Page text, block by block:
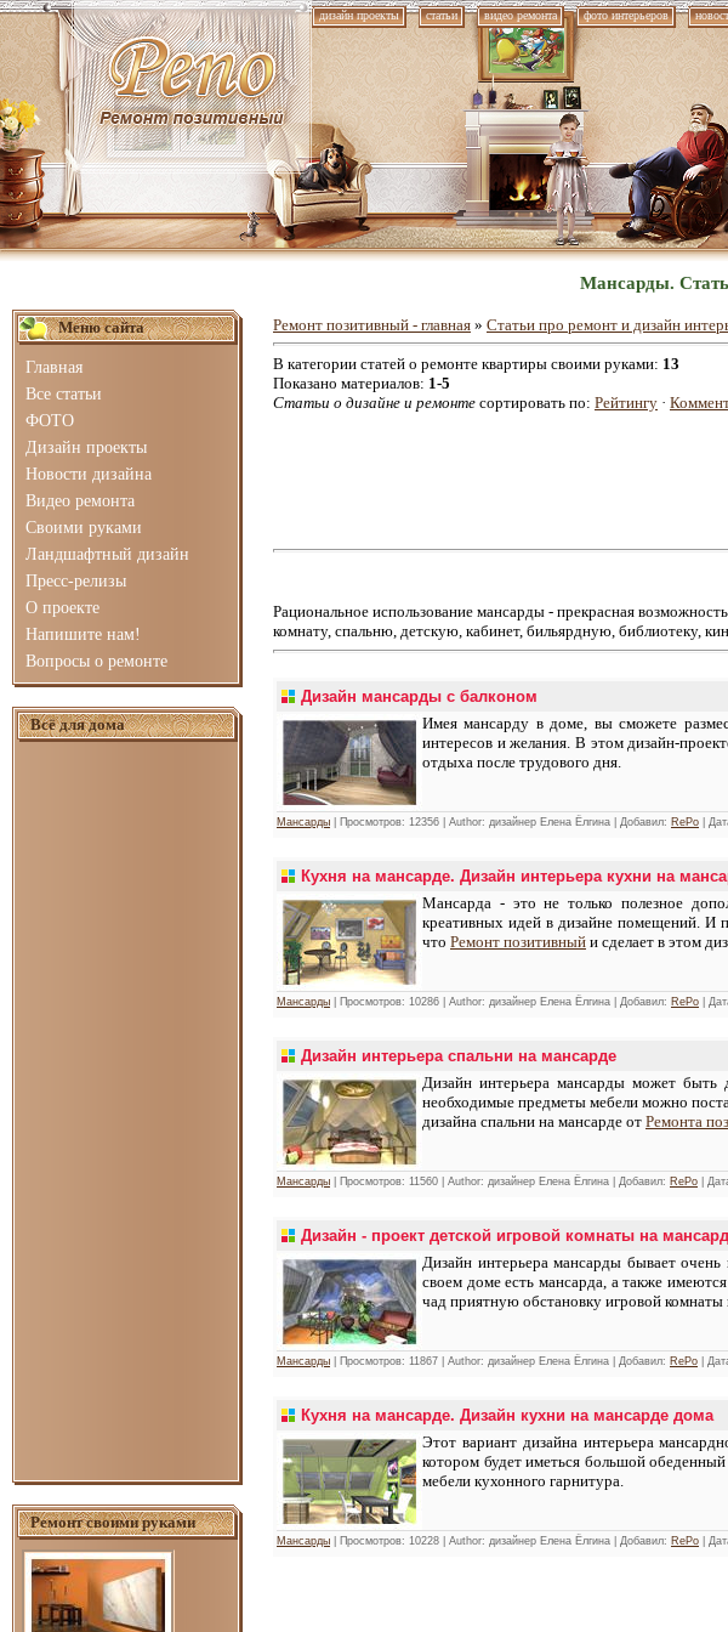
дизайн проекты статьи видео ремонта фото интерьеров
Мансарды.
Меню сайта
Главная
Все статьи
ФОТО
Дизайн проекты
Новости дизайна
Видео ремонта
Своими руками
Ландшафтный дизайн
Пресс-релизы
О проекте
Напишите нам!
Вопросы о ремонте
Всё для дома
Ремонт своими руками
Ремонт позитивный - главная » Статьи про ремонт и дизайн
В категории статей о ремонте квартиры своими руками: 13
Показано материалов: 1-5
Статьи о дизайне и ремонте сортировать по: Рейтингу ·
Рациональное использование мансарды - прекрасная
комнату, спальню, детскую, кабинет, бильярдную, библиотеку,
Дизайн мансарды с балконом
Имея мансарду в доме, вы сможете
интересов и желания. В этом дизайн-
отдыха после трудового дня.
Мансарды | Просмотров: 12356 | Author: дизайнер Елена Ёлгина | Добавил: RePo |
Кухня на мансарде. Дизайн интерьера кухни на
Мансарда - это не только полезное
креативных идей в дизайне помещений. И
что Ремонт позитивный и сделает в этом
Мансарды | Просмотров: 10286 | Author: дизайнер Елена Ёлгина | Добавил: RePo |
Дизайн интерьера спальни на мансарде
Дизайн интерьера мансарды может
необходимые предметы мебели можно
дизайна спальни на мансарде от Ремонта
Мансарды | Просмотров: 11560 | Author: дизайнер Елена Ёлгина | Добавил: RePo |
Дизайн - проект детской игровой комнаты на
Дизайн интерьера мансарды бывает
своем доме есть мансарда, а также
чад приятную обстановку игровой комнаты
Мансарды | Просмотров: 11867 | Author: дизайнер Елена Ёлгина | Добавил: RePo |
Кухня на мансарде. Дизайн кухни на мансарде дома
Этот вариант дизайна интерьера
котором будет иметься большой
мебели кухонного гарнитура.
Мансарды | Просмотров: 10228 | Author: дизайнер Елена Ёлгина | Добавил: RePo |